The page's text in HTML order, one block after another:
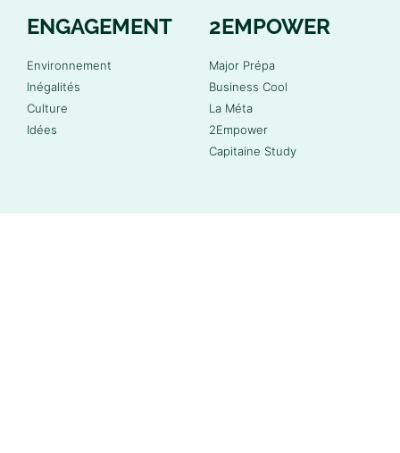
ENGAGEMENT
Environnement
Inégalités
Culture
Idées
2EMPOWER
Major Prépa
Business Cool
La Méta
2Empower
Capitaine Study